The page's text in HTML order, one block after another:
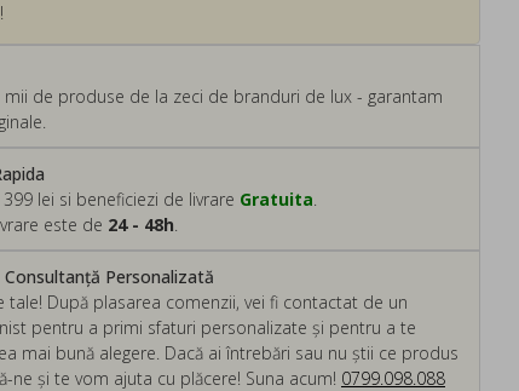
de produse de la zeci de branduri de lux - garantam
Consultanță Personalizată
tale! După plasarea comenzii, vei fi contactat de un
pentru a primi sfaturi personalizate și pentru a te
mai bună alegere. Dacă ai întrebări sau nu știi ce produs
ne și te vom ajuta cu plăcere! Suna acum! 0799.098.088
lei si beneficiezi de livrare Gratuita.
este de 24 - 48h.